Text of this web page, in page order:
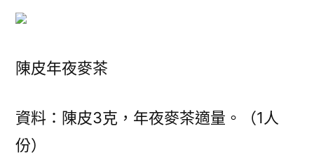
陳皮年夜麥茶
資料：陳皮3克，年夜麥茶適量。（1人
份）